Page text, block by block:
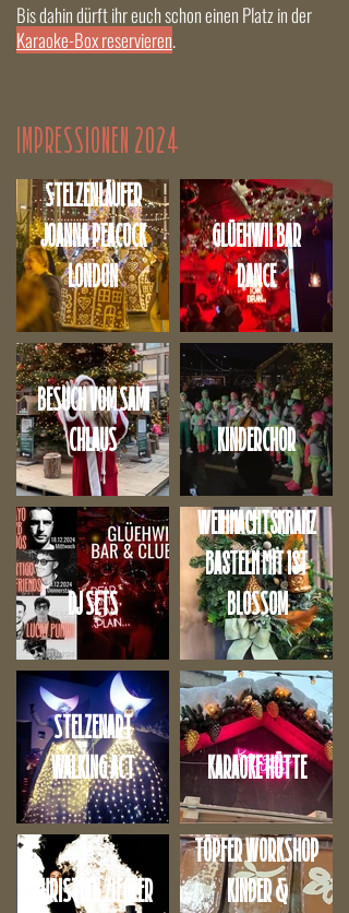
Bis dahin dürft ihr euch schon einen Platz in der
Karaoke-Box reservieren.
IMPRESSIONEN 2024
STELZENLÄUFER
JOANNA PEACOCK
LONDON
GLÜEHWII BAR
DANCE
BESUCH VOM SAMI
CHLAUS
KINDERCHOR
DJ SETS
WORKSHOP
Weihnachtskranz
basteln mit 1st
BLOSSOM
STELZENART
WALKING ACT
KARAOKE HÜTTE
CHRISTIAN ZIEGLER
TÖPFER WORKSHOP
KINDER &